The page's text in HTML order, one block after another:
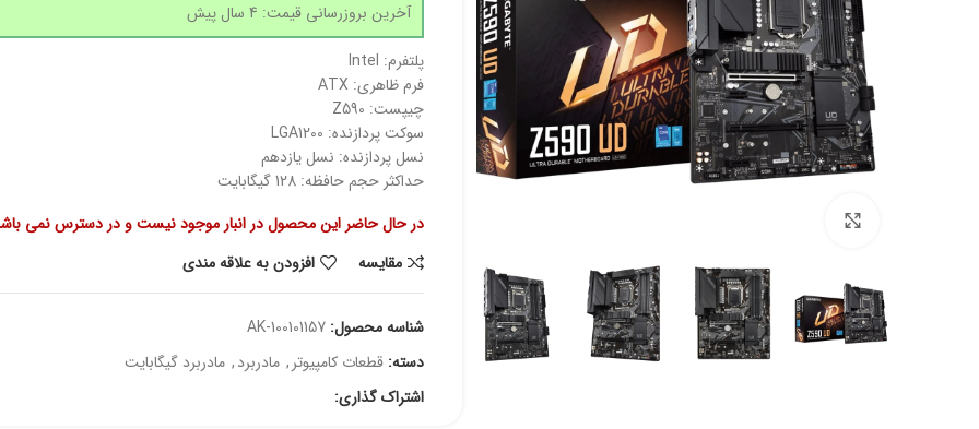
آخرین بروزرسانی قیمت: 4 سال پیش
پلتفرم: Intel
فرم ظاهری: ATX
چیپست: Z590
سوکت پردازنده: LGA1200
نسل پردازنده: نسل یازدهم
حداکثر حجم حافظه: 128 گیگابایت
در حال حاضر این محصول در انبار موجود نیست و در دسترس نمی
مقايسه
افزودن به علاقه مندی
شناسه محصول:AK-100101157
دسته: قطعات کامپیوتر , مادربرد, مادربرد گیگابایت
اشتراک گذاری: